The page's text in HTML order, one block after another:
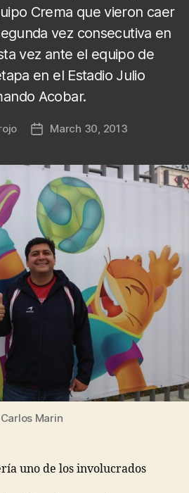
Crema que vieron caer
vez consecutiva en
vez ante el equipo de
en el Estadio Julio
Acobar.
PostMarch 30, 2013
Carlos Marin
uno de los involucrados